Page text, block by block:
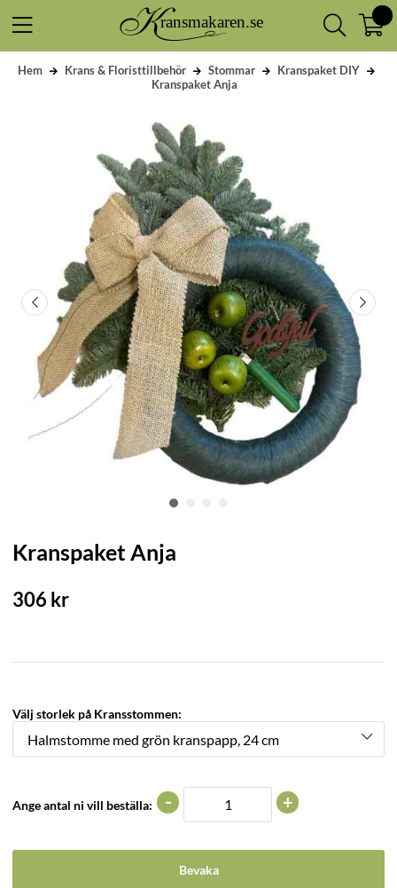
Hem Krans & Floristtillbehör Stommar
Kranspaket DIY
Kranspaket Anja
Kranspaket Anja
306 kr
Välj storlek på Kransstommen:
Ange antal ni vill beställa: +
-
Bevaka